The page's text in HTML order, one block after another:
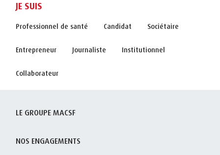
JE SUIS
Professionnel de santé Candidat Sociétaire
Entrepreneur Journaliste Institutionnel
Collaborateur
LE GROUPE MACSF
NOS ENGAGEMENTS